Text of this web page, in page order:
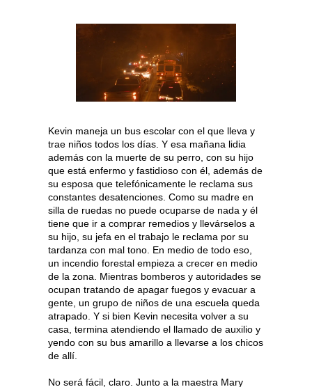
Kevin maneja un bus escolar con el que lleva y
trae niños todos los días. Y esa mañana lidia
además con la muerte de su perro, con su hijo
que está enfermo y fastidioso con él, además de
su esposa que telefónicamente le reclama sus
constantes desatenciones. Como su madre en
silla de ruedas no puede ocuparse de nada y él
tiene que ir a comprar remedios y llevárselos a
su hijo, su jefa en el trabajo le reclama por su
tardanza con mal tono. En medio de todo eso,
un incendio forestal empieza a crecer en medio
de la zona. Mientras bomberos y autoridades se
ocupan tratando de apagar fuegos y evacuar a
gente, un grupo de niños de una escuela queda
atrapado. Y si bien Kevin necesita volver a su
casa, termina atendiendo el llamado de auxilio y
yendo con su bus amarillo a llevarse a los chicos
de allí.
No será fácil, claro. Junto a la maestra Mary